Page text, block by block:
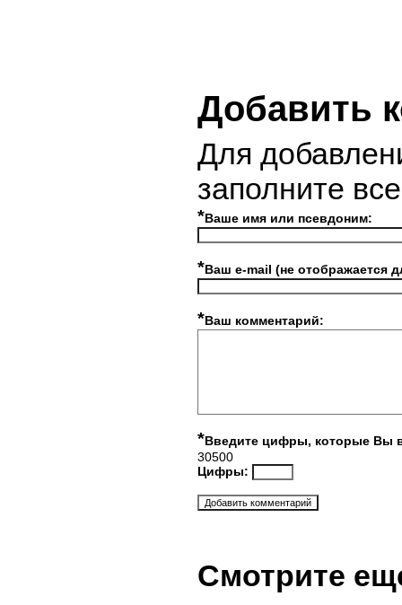
Добавить
Для
заполните
*Ваше имя или псевдоним:
*Ваш e-mail (не отображается
*Ваш комментарий:
*Введите цифры, которые Вы
30500
Цифры:
Смотрите